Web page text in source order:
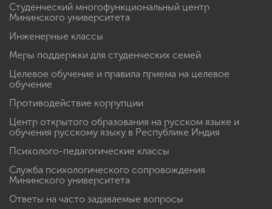
Студенческий многофункциональный центр
Мининского университета
Инженерные классы
Меры поддержки для студенческих семей
Целевое обучение и правила приема на целевое
обучение
Противодействие коррупции
Центр открытого образования на русском языке и
обучения русскому языку в Республике Индия
Психолого-педагогические классы
Служба психологического сопровождения
Мининского университета
Ответы на часто задаваемые вопросы